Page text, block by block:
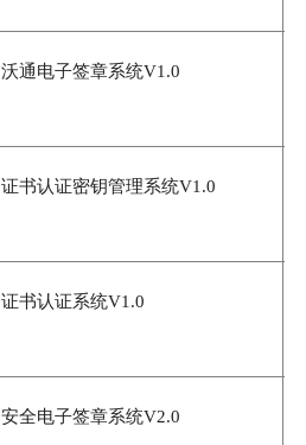
沃通电子签章系统V1.0
证书认证密钥管理系统V1.0
证书认证系统V1.0
安全电子签章系统V2.0